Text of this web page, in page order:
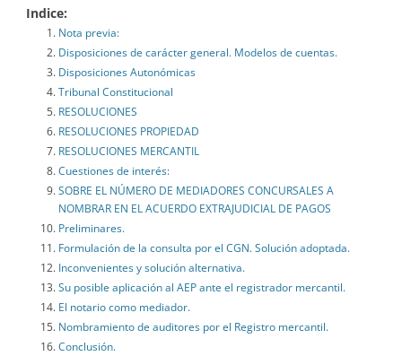
Indice:
Nota previa:
Disposiciones de carácter general. Modelos de cuentas.
Disposiciones Autonómicas
Tribunal Constitucional
RESOLUCIONES
RESOLUCIONES PROPIEDAD
RESOLUCIONES MERCANTIL
Cuestiones de interés:
SOBRE EL NÚMERO DE MEDIADORES CONCURSALES A
NOMBRAR EN EL ACUERDO EXTRAJUDICIAL DE PAGOS
Preliminares.
Formulación de la consulta por el CGN. Solución adoptada.
Inconvenientes y solución alternativa.
Su posible aplicación al AEP ante el registrador mercantil.
El notario como mediador.
Nombramiento de auditores por el Registro mercantil.
Conclusión.